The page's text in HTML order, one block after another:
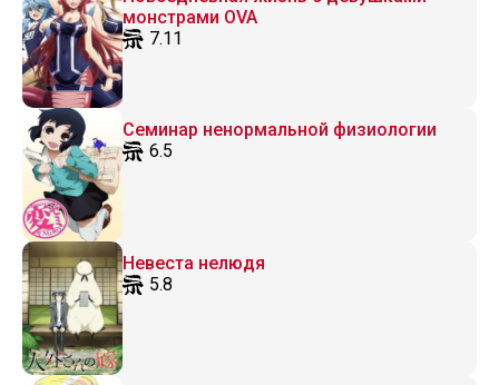
монстрами OVA
7.11
Семинар ненормальной физиологии
6.5
Невеста нелюдя
5.8